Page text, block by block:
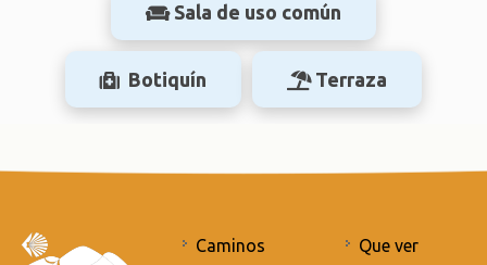
Sala de uso común
Botiquín Terraza
Caminos
Que ver